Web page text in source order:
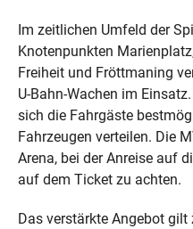
Im zeitlichen Umfeld der
Knotenpunkten
Freiheit und Fröttmaning
U-Bahn-Wachen im
sich die Fahrgäste
Fahrzeugen verteilen. Die
Arena, bei der Anreise auf
auf dem Ticket zu achten.
Das verstärkte Angebot gilt